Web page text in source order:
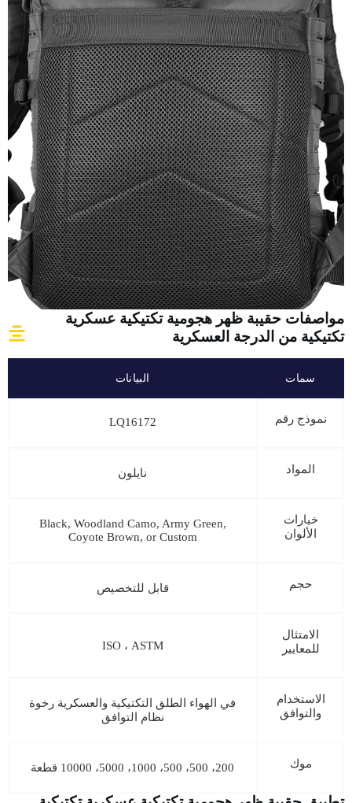
مواصفات حقيبة ظهر هجومية تكتيكية عسكرية
تكتيكية من الدرجة العسكرية
سمات البيانات
نموذج رقم LQ16172
المواد نايلون
خيارات
الألوان
Black, Woodland Camo, Army Green,
Coyote Brown, or Custom
حجم قابل للتخصيص
الامتثال
للمعايير
ISO ، ASTM
الاستخدام
والتوافق
في الهواء الطلق التكتيكية والعسكرية رخوة
نظام التوافق
موك 200، 500، 500، 1000، 5000، 10000 قطعة